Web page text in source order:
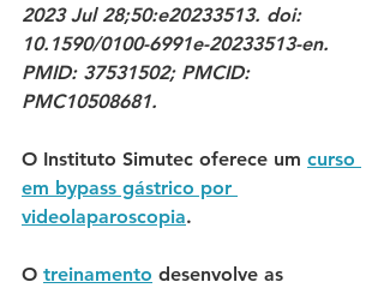
2023 Jul 28;50:e20233513. doi:
10.1590/0100-6991e-20233513-en.
PMID: 37531502; PMCID:
PMC10508681.
O Instituto Simutec oferece um curso
em bypass gástrico por
videolaparoscopia.
O treinamento desenvolve as